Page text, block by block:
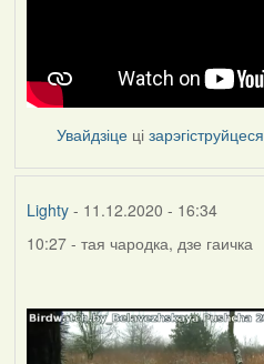
Увайдзіце цізарэгіструйцеся
Lighty- 11.12.2020 - 16:34
10:27 - тая чародка, дзе гаичка